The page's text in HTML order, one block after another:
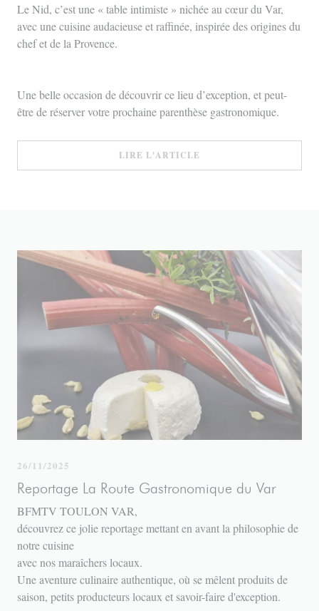
Le Nid, c’est une « table intimiste » nichée au cœur du Var,
avec une cuisine audacieuse et raffinée, inspirée des origines du
chef et de la Provence.
Une belle occasion de découvrir ce lieu d’exception, et peut-
être de réserver votre prochaine parenthèse gastronomique.
LIRE L'ARTICLE((OUVRE UNE
Reportage La Route Gastronomique du Var
26/11/2025
BFMTV TOULON VAR,
découvrez ce jolie reportage mettant en avant la philosophie de
notre cuisine
avec nos maraîchers locaux.
Une aventure culinaire authentique, où se mêlent produits de
saison, petits producteurs locaux et savoir-faire d'exception.